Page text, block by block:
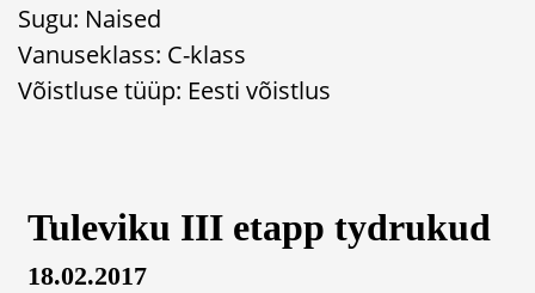
Sugu: Naised
Vanuseklass: C-klass
Võistluse tüüp: Eesti võistlus